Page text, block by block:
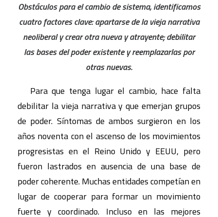
Obstáculos para el cambio de sistema, identificamos
cuatro factores clave: apartarse de la vieja narrativa
neoliberal y crear otra nueva y atrayente; debilitar
las bases del poder existente y reemplazarlas por
otras nuevas.
Para que tenga lugar el cambio, hace falta
debilitar la vieja narrativa y que emerjan grupos
de poder. Síntomas de ambos surgieron en los
años noventa con el ascenso de los movimientos
progresistas en el Reino Unido y EEUU, pero
fueron lastrados en ausencia de una base de
poder coherente. Muchas entidades competían en
lugar de cooperar para formar un movimiento
fuerte y coordinado. Incluso en las mejores